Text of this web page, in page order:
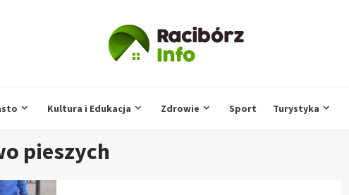
Kultura i Edukacja Zdrowie Sport Turystyka
pieszych